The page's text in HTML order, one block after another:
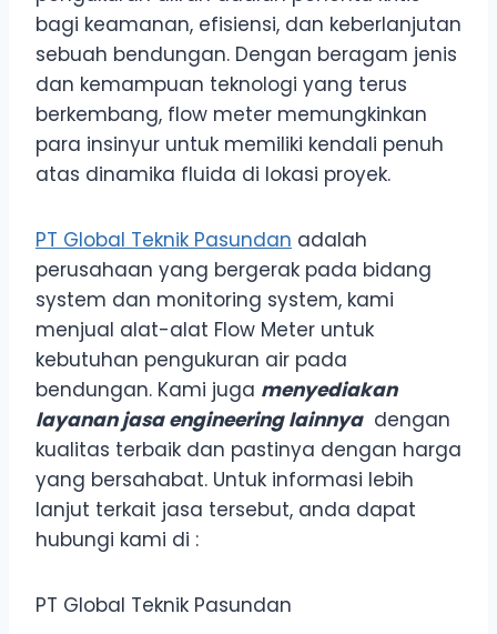
bagi keamanan, efisiensi, dan keberlanjutan
sebuah bendungan. Dengan beragam jenis
dan kemampuan teknologi yang terus
berkembang, flow meter memungkinkan
para insinyur untuk memiliki kendali penuh
atas dinamika fluida di lokasi proyek.
PT Global Teknik Pasundan adalah
perusahaan yang bergerak pada bidang
system dan monitoring system, kami
menjual alat-alat Flow Meter untuk
kebutuhan pengukuran air pada
bendungan. Kami juga menyediakan
layanan jasa engineering lainnyadengan
kualitas terbaik dan pastinya dengan harga
yang bersahabat. Untuk informasi lebih
lanjut terkait jasa tersebut, anda dapat
hubungi kami di :
PT Global Teknik Pasundan